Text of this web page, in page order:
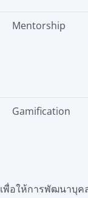
Mentorship
Gamification
เพื่อให้การพัฒนาบุค